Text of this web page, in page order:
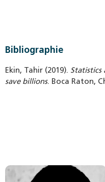
Bibliographie
Ekin, Tahir (2019). Statistics
save billions. Boca Raton,